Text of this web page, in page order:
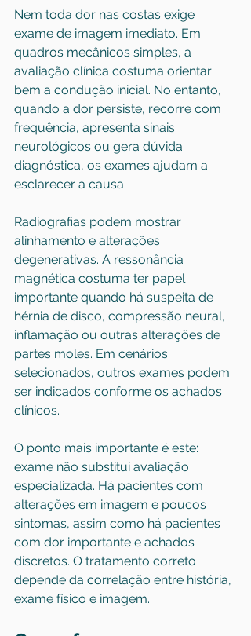
Nem toda dor nas costas exige
exame de imagem imediato. Em
quadros mecânicos simples, a
avaliação clínica costuma orientar
bem a condução inicial. No entanto,
quando a dor persiste, recorre com
frequência, apresenta sinais
neurológicos ou gera dúvida
diagnóstica, os exames ajudam a
esclarecer a causa.
Radiografias podem mostrar
alinhamento e alterações
degenerativas. A ressonância
magnética costuma ter papel
importante quando há suspeita de
hérnia de disco, compressão neural,
inflamação ou outras alterações de
partes moles. Em cenários
selecionados, outros exames podem
ser indicados conforme os achados
clínicos.
O ponto mais importante é este:
exame não substitui avaliação
especializada. Há pacientes com
alterações em imagem e poucos
sintomas, assim como há pacientes
com dor importante e achados
discretos. O tratamento correto
depende da correlação entre história,
exame físico e imagem.